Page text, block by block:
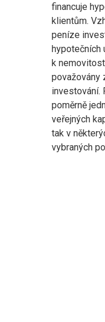
financuje
klientům.
peníze
hypotečních
k
považovány
investování.
poměrně
veřejných
tak v
vybraných